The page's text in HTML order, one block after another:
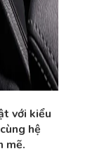
với kiểu
hệ
mẽ.